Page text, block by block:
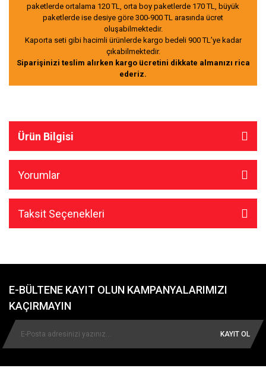
paketlerde ortalama 120 TL, orta boy paketlerde 170 TL, büyük
paketlerde ise desiye göre 300-900 TL arasında ücret
oluşabilmektedir.
Kaporta seti gibi hacimli ürünlerde kargo bedeli 900 TL’ye kadar
çıkabilmektedir.
Siparişinizi teslim alırken kargo ücretini dikkate almanızı rica
ederiz.
Ürün Bilgisi
Yorumlar
Taksit Seçenekleri
E-BÜLTENE KAYIT OLUN KAMPANYALARIMIZI
KAÇIRMAYIN
KAYIT OL